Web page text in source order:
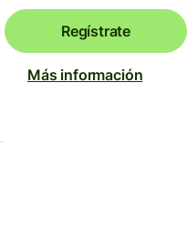
Regístrate
Más información